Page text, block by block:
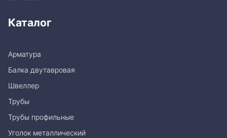
Каталог
Арматура
Балка двутавровая
Швеллер
Трубы
Трубы профильные
Уголок металлический